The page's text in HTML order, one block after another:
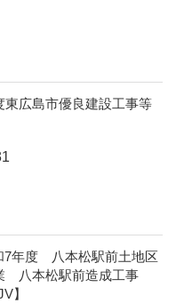
東広島市優良建設工事等
7年度 八本松駅前土地区
八本松駅前造成工事
】